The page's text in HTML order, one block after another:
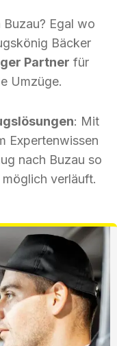
Buzau? Egal wo
Bäcker
Partner für
Umzüge.
: Mit
Expertenwissen
nach Buzau so
verläuft.